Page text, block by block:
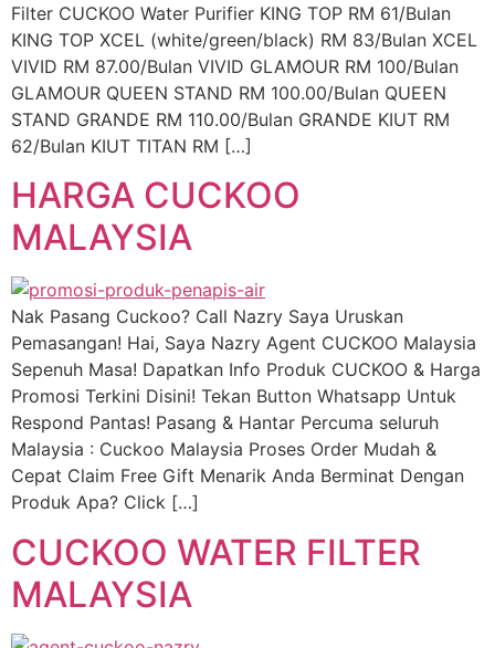
Filter CUCKOO Water Purifier KING TOP RM 61/Bulan
KING TOP XCEL (white/green/black) RM 83/Bulan XCEL
VIVID RM 87.00/Bulan VIVID GLAMOUR RM 100/Bulan
GLAMOUR QUEEN STAND RM 100.00/Bulan QUEEN
STAND GRANDE RM 110.00/Bulan GRANDE KIUT RM
62/Bulan KIUT TITAN RM […]
HARGA CUCKOO
MALAYSIA
Nak Pasang Cuckoo? Call Nazry Saya Uruskan
Pemasangan! Hai, Saya Nazry Agent CUCKOO Malaysia
Sepenuh Masa! Dapatkan Info Produk CUCKOO & Harga
Promosi Terkini Disini! Tekan Button Whatsapp Untuk
Respond Pantas! Pasang & Hantar Percuma seluruh
Malaysia : Cuckoo Malaysia Proses Order Mudah &
Cepat Claim Free Gift Menarik Anda Berminat Dengan
Produk Apa? Click […]
CUCKOO WATER FILTER
MALAYSIA